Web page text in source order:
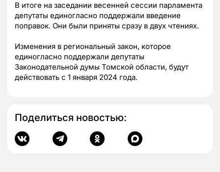
В итоге на заседании весенней сессии парламента
депутаты единогласно поддержали введение
поправок. Они были приняты сразу в двух чтениях.
Изменения в региональный закон, которое
единогласно поддержали депутаты
Законодательной думы Томской области, будут
действовать с 1 января 2024 года.
Поделиться новостью: